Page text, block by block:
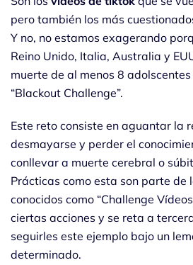
pero también los más
Y no, no estamos exagerando
Reino Unido, Italia, Australia y
muerte de al menos 8
“Blackout Challenge”.
Este reto consiste en aguantar la
desmayarse y perder el
conllevar a muerte cerebral o
Prácticas como esta son parte de
conocidos como “Challenge
ciertas acciones y se reta a
seguirles este ejemplo bajo un
determinado.